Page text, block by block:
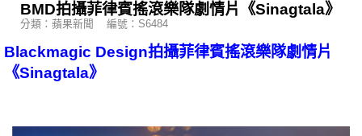
BMD拍攝菲律賓搖滾樂隊劇情片《Sinagtala》
分類：蘋果新聞 編號：S6484
Blackmagic Design拍攝菲律賓搖滾樂隊劇情片
《Sinagtala》